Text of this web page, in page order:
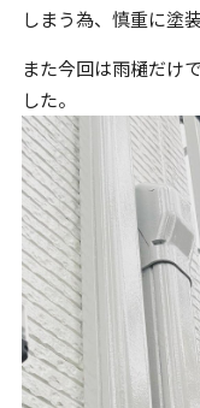
しまう為、慎重に塗
また今回は雨樋だけ
した。